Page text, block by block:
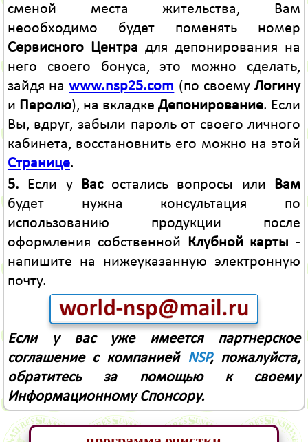
сменой места жительства, Вам
неообходимо будет поменять номер
Сервисного Центра для депонирования на
него своего бонуса, это можно сделать,
зайдя наwww.nsp25.com (по своемуЛогину
и Паролю), на вкладкеДепонирование. Если
Вы, вдруг, забыли пароль от своего личного
кабинета, восстановнить его можно на этой
Странице.
5. Если у Васостались вопросы или Вам
будет нужна консультация по
использованию продукции после
оформления собственной Клубной карты -
напишите на нижеуказанную электронную
почту.
Если у вас уже имеется партнерское
соглашение с компанией NSP, пожалуйста,
обратитесь за помощью к своему
Информационному Спонсору.